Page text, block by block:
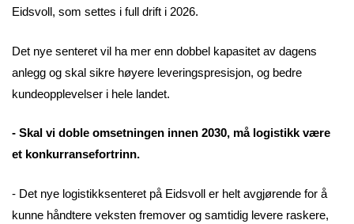
Eidsvoll, som settes i full drift i 2026.
Det nye senteret vil ha mer enn dobbel kapasitet av dagens
anlegg og skal sikre høyere leveringspresisjon, og bedre
kundeopplevelser i hele landet.
- Skal vi doble omsetningen innen 2030, må logistikk være
et konkurransefortrinn.
- Det nye logistikksenteret på Eidsvoll er helt avgjørende for å
kunne håndtere veksten fremover og samtidig levere raskere,